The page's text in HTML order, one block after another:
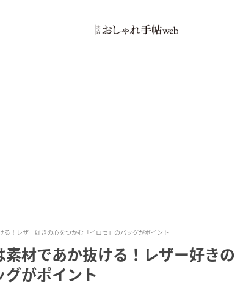
る！レザー好きの心をつかむ「イロセ」のバッグがポイント
材であか抜ける！レザー好きの
がポイント